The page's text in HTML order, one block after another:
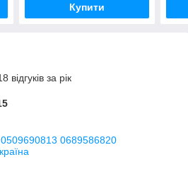
Купити
за рік
0689586820